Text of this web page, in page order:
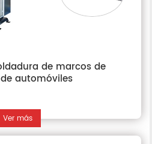
de marcos de
automóviles
Ver más